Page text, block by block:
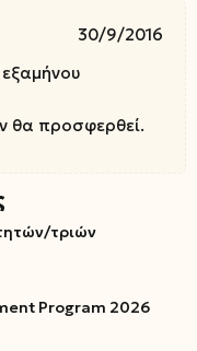
30/9/2016
θα προσφερθεί.
τριών
Program 2026